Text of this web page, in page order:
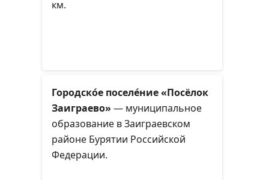
км.
Городско́е поселе́ние «Посёлок
Заиграево» — муниципальное
образование в Заиграевском
районе Бурятии Российской
Федерации.